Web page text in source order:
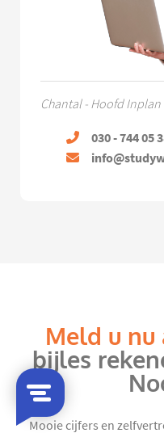
Chantal - Hoofd Inplan
030 - 744 05
Meld u nu
bijles
Mooie cijfers en